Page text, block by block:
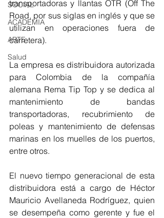
SOCIAL
ACADEMIA
ARTE
Salud
transportadoras y llantas OTR (Off The
Road, por sus siglas en inglés y que se
utilizan en operaciones fuera de
carretera).
La empresa es distribuidora autorizada
para Colombia de la compañía
alemana Rema Tip Top y se dedica al
mantenimiento de bandas
transportadoras, recubrimiento de
poleas y mantenimiento de defensas
marinas en los muelles de los puertos,
entre otros.
El nuevo tiempo generacional de esta
distribuidora está a cargo de Héctor
Mauricio Avellaneda Rodríguez, quien
se desempeña como gerente y fue el